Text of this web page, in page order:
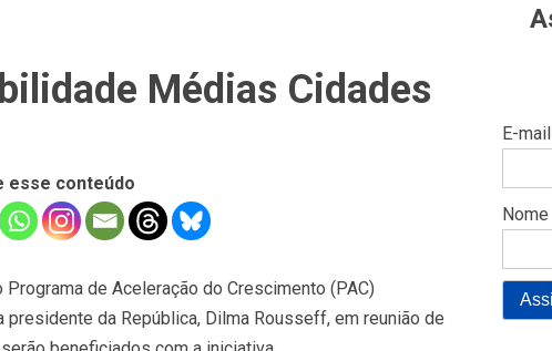
Médias Cidades
esse conteúdo
de Aceleração do Crescimento (PAC)
da República, Dilma Rousseff, em reunião de
E-mail
Nome